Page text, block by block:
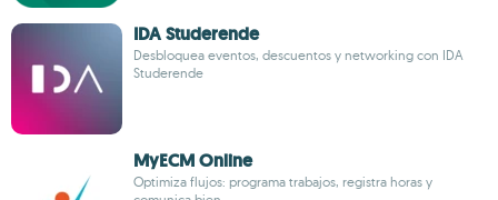
IDA Studerende
Desbloquea eventos, descuentos y networking con IDA
Studerende
MyECM Online
Optimiza flujos: programa trabajos, registra horas y